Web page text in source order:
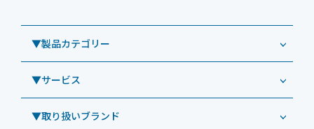
▼製品カテゴリー
Windowsタブレット TW2A-NF9LTA
▼サービス
▼取り扱いブランド